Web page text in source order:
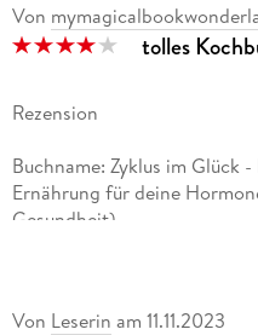
Von
tolles
Rezension
Buchname: Zyklus im Glück
Ernährung für deine
Gesundheit)
Verlag: GRÄFE UND UNZER
Von Leserin am 11.11.2023